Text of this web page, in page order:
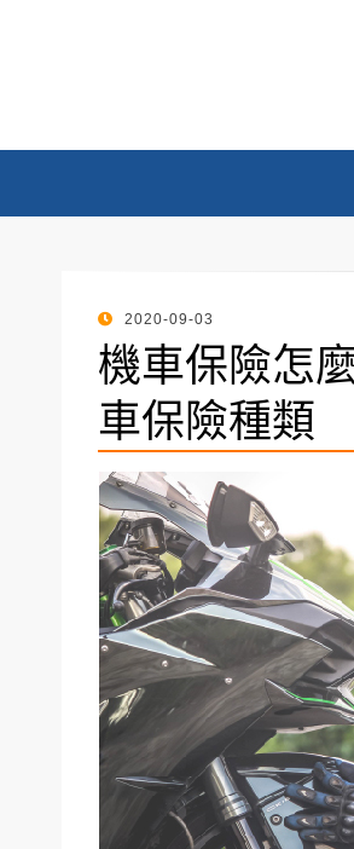
臺灣產物
POSTED
ON
2020-09-03
機車保險怎
車保險種類